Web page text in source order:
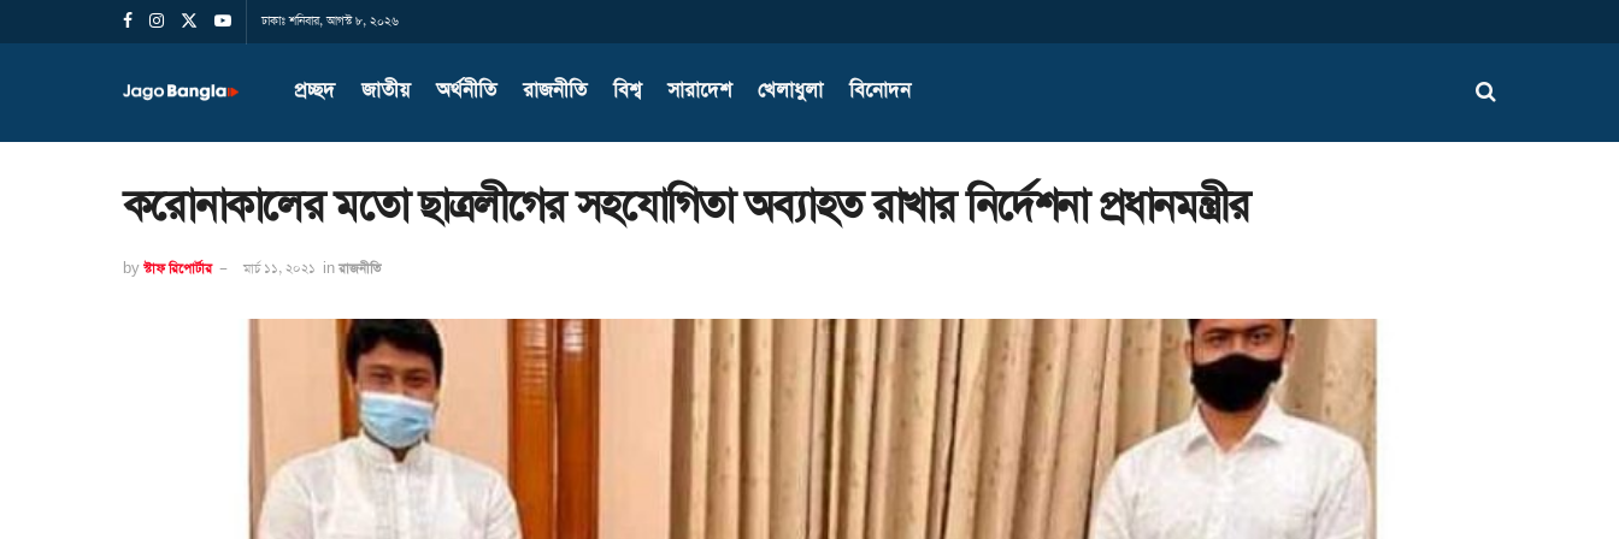
ঢাকাঃ শনিবার, আগস্ট ৮, ২০২৬
প্রচ্ছদ জাতীয় অর্থনীতি রাজনীতি বিশ্ব সারাদেশ খেলাধুলা বিনোদন
করোনাকালের মতো ছাত্রলীগের সহযোগিতা অব্যাহত রাখার নির্দেশনা প্রধানমন্ত্রীর
by স্টাফ রিপোর্টার মার্চ ১১, ২০২১ in রাজনীতি